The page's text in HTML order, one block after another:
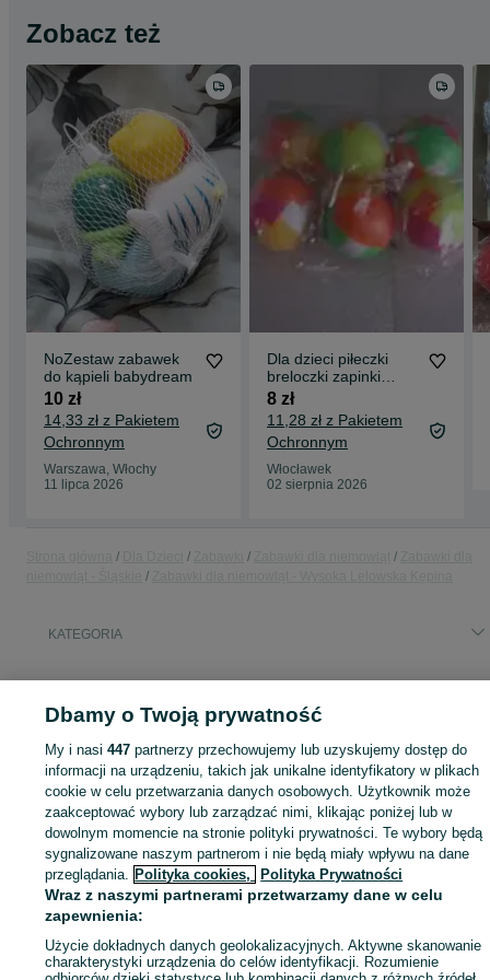
Zobacz też
NoZestaw zabawek
do kąpieli babydream
10 zł
14,33 zł z Pakietem
Ochronnym
Warszawa, Włochy
11 lipca 2026
Dla dzieci piłeczki
breloczki zapinki
6sztuk zestaw
8 zł
11,28 zł z Pakietem
Ochronnym
Włocławek
02 sierpnia 2026
KATEGORIA
Zaloguj się lub załóż konto na OLX, aby skontaktować się z
sprzedającym
Zaloguj się / Załóż konto
Zadzwoń / SMS Wyślij wiadomość
Dbamy o Twoją prywatność
My i nasi447 partnerzy przechowujemy lub uzyskujemy dostęp do
informacji na urządzeniu, takich jak unikalne identyfikatory w plikach
cookie w celu przetwarzania danych osobowych. Użytkownik może
zaakceptować wybory lub zarządzać nimi, klikając poniżej lub w
dowolnym momencie na stronie polityki prywatności. Te wybory będą
sygnalizowane naszym partnerom i nie będą miały wpływu na dane
przeglądania. Polityka cookies, Polityka Prywatności
Wraz z naszymi partnerami przetwarzamy dane w celu
zapewnienia:
Użycie dokładnych danych geolokalizacyjnych. Aktywne skanowanie
charakterystyki urządzenia do celów identyfikacji. Rozumienie